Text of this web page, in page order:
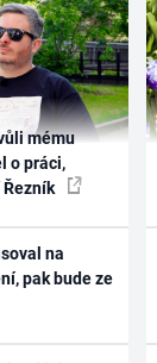
mému
o práci,
na
pak bude ze